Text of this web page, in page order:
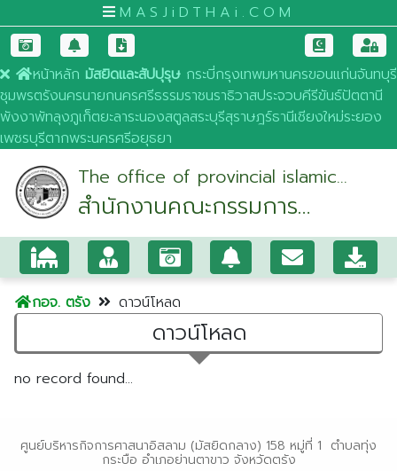
MASJiDTHAi.COM
หน้าหลัก มัสยิดและสัปปุรุษ กระบี่กรุงเทพมหานครขอนแก่นจันทบุรี
ชุมพรตรังนครนายกนครศรีธรรมราชนราธิวาสประจวบคีรีขันธ์ปัตตานี
พังงาพัทลุงภูเก็ตยะลาระนองสตูลสระบุรีสุราษฎร์ธานีเชียงใหม่ระยอง
เพชรบุรีตากพระนครศรีอยุธยา
The office of provincial islamic
council of trang
สำนักงานคณะกรรมการ
อิสลามประจำจังหวัดตรัง
กอจ. ตรัง ดาวน์โหลด
ดาวน์โหลด
no record found...
ศูนย์บริหารกิจการศาสนาอิสลาม (มัสยิดกลาง) 158 หมู่ที่ 1 ตำบลทุ่ง
กระบือ อำเภอย่านตาขาว จังหวัดตรัง